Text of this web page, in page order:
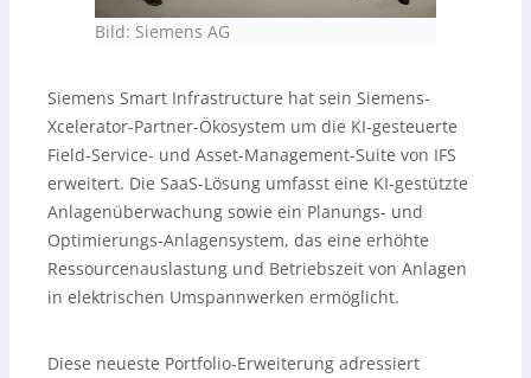
Bild: Siemens AG
Siemens Smart Infrastructure hat sein Siemens-
Xcelerator-Partner-Ökosystem um die KI-gesteuerte
Field-Service- und Asset-Management-Suite von IFS
erweitert. Die SaaS-Lösung umfasst eine KI-gestützte
Anlagenüberwachung sowie ein Planungs- und
Optimierungs-Anlagensystem, das eine erhöhte
Ressourcenauslastung und Betriebszeit von Anlagen
in elektrischen Umspannwerken ermöglicht.
Diese neueste Portfolio-Erweiterung adressiert